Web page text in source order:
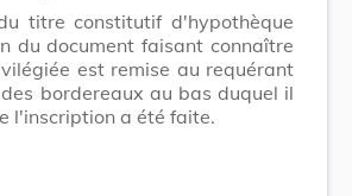
titre constitutif d'hypothèque
du document faisant connaître
est remise au requérant
bordereaux au bas duquel il
l'inscription a été faite.